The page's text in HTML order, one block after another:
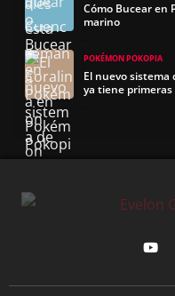
Cómo Bucear en
marino
POKÉMON POKOPIA
El nuevo sistema
ya tiene